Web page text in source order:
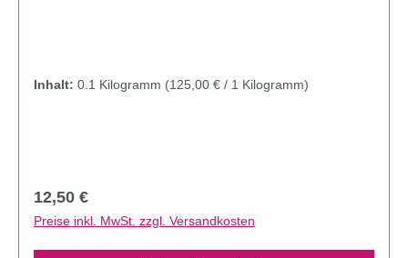
Inhalt: 0.1 Kilogramm (125,00 € / 1 Kilogramm)
Regulärer Preis:
12,50 €
Preise inkl. MwSt. zzgl. Versandkosten